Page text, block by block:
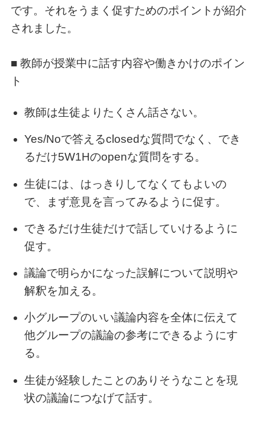
です。それをうまく促すためのポイントが紹介
されました。
■ 教師が授業中に話す内容や働きかけのポイン
ト
教師は生徒よりたくさん話さない。
Yes/Noで答えるclosedな質問でなく、でき
るだけ5W1Hのopenな質問をする。
生徒には、はっきりしてなくてもよいの
で、まず意見を言ってみるように促す。
できるだけ生徒だけで話していけるように
促す。
議論で明らかになった誤解について説明や
解釈を加える。
小グループのいい議論内容を全体に伝えて
他グループの議論の参考にできるようにす
る。
生徒が経験したことのありそうなことを現
状の議論につなげて話す。